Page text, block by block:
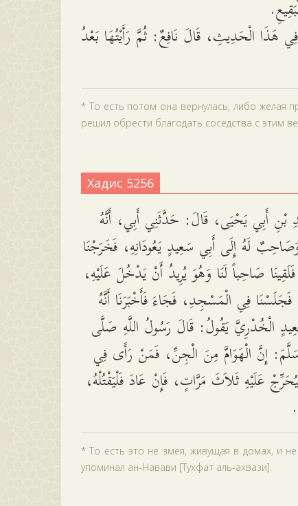
هَذَا الْحَدِيثِ، قَالَ نَافِعٌ: ثُمَّ رَأَيْتُهَا بَعْدُ
* То есть потом она вернулась, либо желая
решил обрести благодать соседства с этим
Хадис 5256
أَبِي يَحْيَى، قَالَ: حَدَّثَنِي أَبِي، أَنَّهُ
لَهُ إِلَى أَبِي سَعِيدٍ يَعُودَانِهِ، فَخَرَجْنَا
صَاحِباً لَنَا وَهُوَ يُرِيدُ أَنْ يَدْخُلَ عَلَيْهِ،
فَجَلَسْنَا فِي الْمَسْجِدِ، فَجَاءَ فَأَخْبَرَنَا أَنَّهُ
الْخُدْرِيَّ يَقُولُ: قَالَ رَسُولُ اللَّهِ صَلَّى
إِنَّ الْهَوَامَّ مِنَ الْجِنِّ، فَمَنْ رَأَى فِي
عَلَيْهِ ثَلاَثَ مَرَّاتٍ، فَإِنْ عَادَ فَلْيَقْتُلْهُ،
* То есть это не змея, живущая в домах, и
упоминал ан-Навави [Тухфат аль-ахвази].